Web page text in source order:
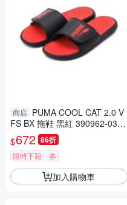
商店 PUMA COOL CAT 2.0 V
FS BX 拖鞋 黑紅 390962-03
男鞋
$672 86折
限時下殺 券
加入購物車